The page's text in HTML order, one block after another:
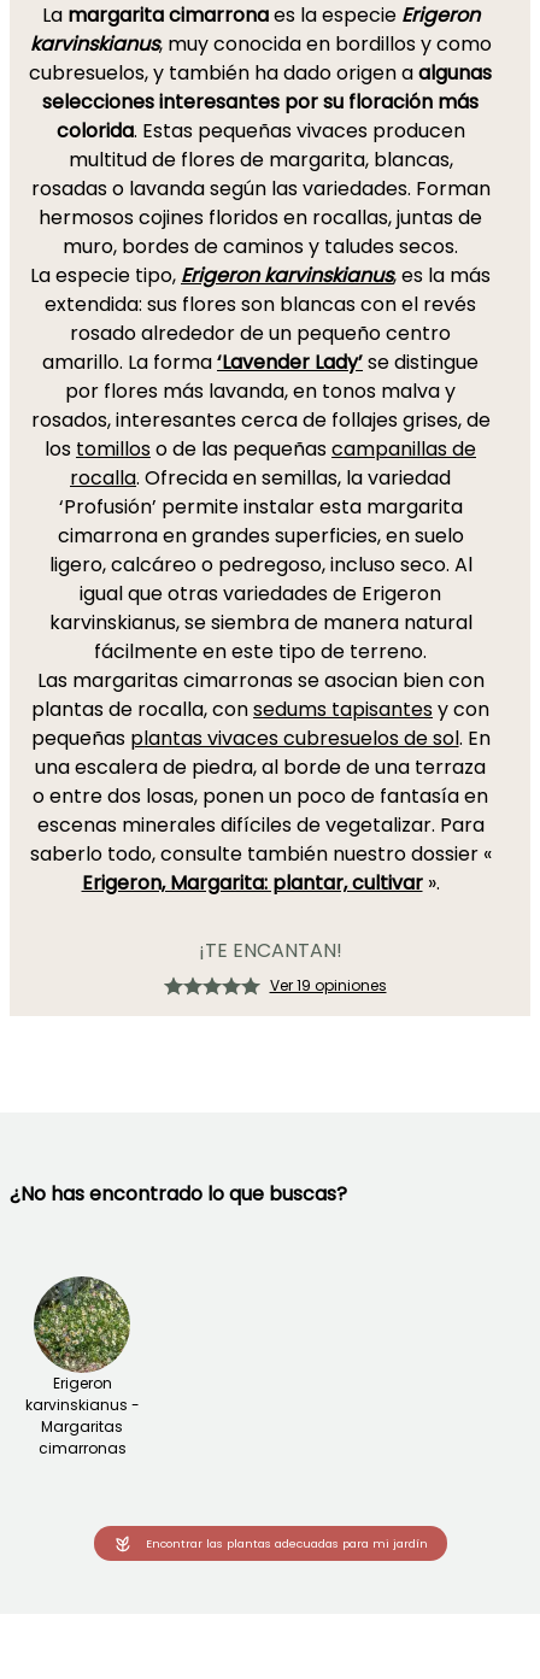
La margarita cimarronaes la especie Erigeron
karvinskianus, muy conocida en bordillos y como
cubresuelos, y también ha dado origen aalgunas
selecciones interesantes por su floración más
colorida. Estas pequeñas vivaces producen
multitud de flores de margarita, blancas,
rosadas o lavanda según las variedades. Forman
hermosos cojines floridos en rocallas, juntas de
muro, bordes de caminos y taludes secos.
La especie tipo, Erigeron karvinskianus, es la más
extendida: sus flores son blancas con el revés
rosado alrededor de un pequeño centro
amarillo. La forma‘Lavender Lady’se distingue
por flores más lavanda, en tonos malva y
rosados, interesantes cerca de follajes grises, de
los tomilloso de las pequeñascampanillas de
rocalla. Ofrecida en semillas, la variedad
‘Profusión’ permite instalar esta margarita
cimarrona en grandes superficies, en suelo
ligero, calcáreo o pedregoso, incluso seco. Al
igual que otras variedades de Erigeron
karvinskianus, se siembra de manera natural
fácilmente en este tipo de terreno.
Las margaritas cimarronas se asocian bien con
plantas de rocalla, consedums tapisantesy con
pequeñas plantas vivaces cubresuelos de sol. En
una escalera de piedra, al borde de una terraza
o entre dos losas, ponen un poco de fantasía en
escenas minerales difíciles de vegetalizar. Para
saberlo todo, consulte también nuestro dossier «
Erigeron, Margarita: plantar, cultivar».
¡TE ENCANTAN!
Ver 19 opiniones
¿No has encontrado lo que buscas?
Erigeron
karvinskianus -
Margaritas
cimarronas
Encontrar las plantas adecuadas para mi jardín